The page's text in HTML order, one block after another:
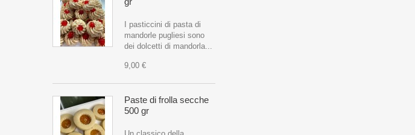
I pasticcini di pasta di
mandorle pugliesi sono
dei dolcetti di mandorla...
9,00 €
Paste di frolla secche
500 gr